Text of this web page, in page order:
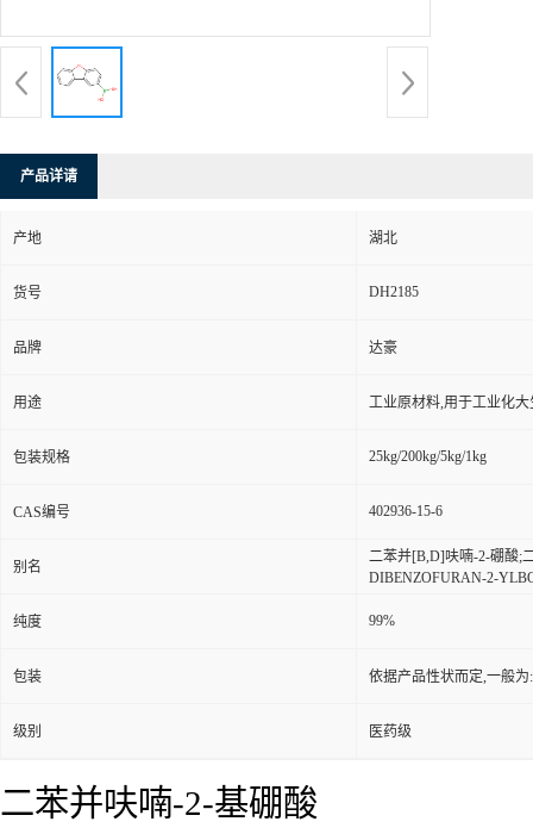
产品详请
产地 湖北
货号 DH2185
品牌 达豪
用途 工业原材料,用于工业化大
包装规格 25kg/200kg/5kg/1kg
CAS编号 402936-15-6
别名
二苯并[B,D]呋喃-2-硼酸;
DIBENZOFURAN-2-
纯度 99%
包装 依据产品性状而定,一般
级别 医药级
二苯并呋喃-2-基硼酸